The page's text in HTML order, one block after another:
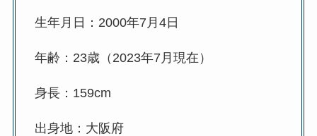
生年月日：2000年7月4日
年齢：23歳（2023年7月現在）
身長：159cm
出身地：大阪府